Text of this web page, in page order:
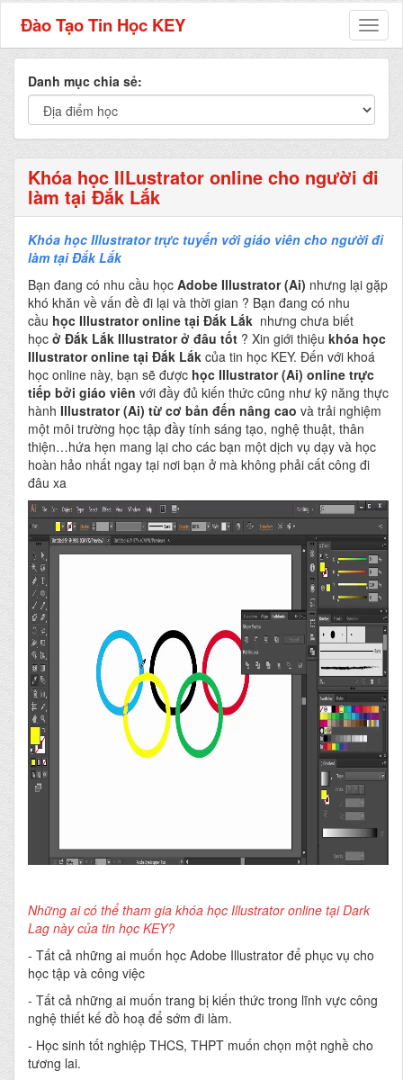
Đào Tạo Tin Học KEY
Danh mục chia sẻ:
Khóa học IlLustrator online cho người đi
làm tại Đắk Lắk
Khóa học Illustrator trực tuyến với giáo viên cho người đi
làm tại Đắk Lắk
Bạn đang có nhu cầu học Adobe Illustrator (Ai) nhưng lại gặp
khó khăn về vấn đề đi lại và thời gian ? Bạn đang có nhu
cầu học Illustrator online tại Đắk Lắk nhưng chưa biết
học ở Đắk Lắk Illustrator ở đâu tốt ? Xin giới thiệu khóa học
Illustrator online tại Đắk Lắk của tin học KEY. Đến với khoá
học online này, bạn sẽ được học Illustrator (Ai) online trực
tiếp bởi giáo viên với đầy đủ kiến thức cũng như kỹ năng thực
hành Illustrator (Ai) từ cơ bản đến nâng cao và trải nghiệm
một môi trường học tập đầy tính sáng tạo, nghệ thuật, thân
thiện…hứa hẹn mang lại cho các bạn một dịch vụ dạy và học
hoàn hảo nhất ngay tại nơi bạn ở mà không phải cất công đi
đâu xa
Những ai có thể tham gia khóa học Illustrator online tại Dark
Lag này của tin học KEY?
- Tất cả những ai muốn học Adobe Illustrator để phục vụ cho
học tập và công việc
- Tất cả những ai muốn trang bị kiến thức trong lĩnh vực công
nghệ thiết kế đồ hoạ để sớm đi làm.
- Học sinh tốt nghiệp THCS, THPT muốn chọn một nghề cho
tương lai.